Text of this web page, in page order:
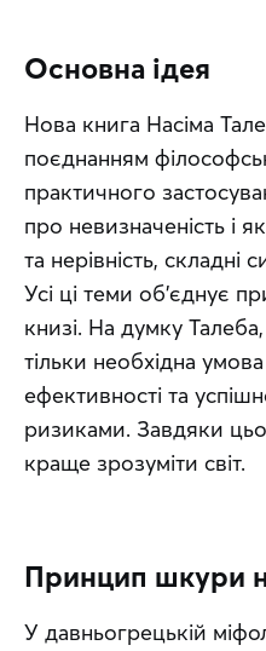
Основна ідея
Нова книга Насіма
поєднанням
практичного
про невизначеність і
та нерівність, складні
Усі ці теми об’єднує
книзі. На думку
тільки необхідна
ефективності та
ризиками. Завдяки
краще зрозуміти світ.
Принцип шкури
У давньогрецькій